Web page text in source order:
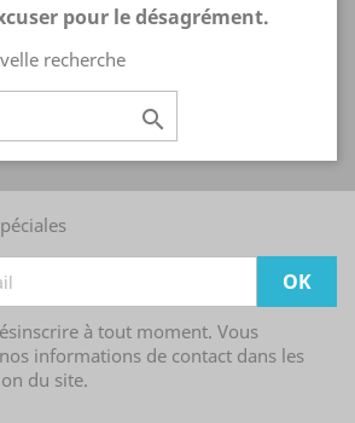
pour le désagrément.
recherche

à tout moment. Vous
informations de contact dans les
du site.